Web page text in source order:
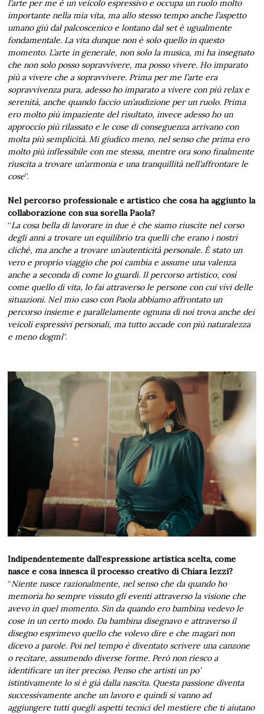
l’arte per me è un veicolo espressivo e occupa un ruolo molto
importante nella mia vita, ma allo stesso tempo anche l’aspetto
umano giù dal palcoscenico e lontano dal set è ugualmente
fondamentale. La vita dunque non è solo quello in questo
momento. L’arte in generale, non solo la musica, mi ha insegnato
che non solo posso sopravvivere, ma posso vivere. Ho imparato
più a vivere che a sopravvivere. Prima per me l’arte era
sopravvivenza pura, adesso ho imparato a vivere con più relax e
serenità, anche quando faccio un’audizione per un ruolo. Prima
ero molto più impaziente del risultato, invece adesso ho un
approccio più rilassato e le cose di conseguenza arrivano con
molta più semplicità. Mi giudico meno, nel senso che prima ero
molto più inflessibile con me stessa, mentre ora sono finalmente
riuscita a trovare un’armonia e una tranquillità nell’affrontare le
cose”.
Nel percorso professionale e artistico che cosa ha aggiunto la
collaborazione con sua sorella Paola?
“La cosa bella di lavorare in due è che siamo riuscite nel corso
degli anni a trovare un equilibrio tra quelli che erano i nostri
cliché, ma anche a trovare un’autenticità personale. È stato un
vero e proprio viaggio che poi cambia e assume una valenza
anche a seconda di come lo guardi. Il percorso artistico, così
come quello di vita, lo fai attraverso le persone con cui vivi delle
situazioni. Nel mio caso con Paola abbiamo affrontato un
percorso insieme e parallelamente ognuna di noi trova anche dei
veicoli espressivi personali, ma tutto accade con più naturalezza
e meno dogmi”.
Indipendentemente dall’espressione artistica scelta, come
nasce e cosa innesca il processo creativo di Chiara Iezzi?
“Niente nasce razionalmente, nel senso che da quando ho
memoria ho sempre vissuto gli eventi attraverso la visione che
avevo in quel momento. Sin da quando ero bambina vedevo le
cose in un certo modo. Da bambina disegnavo e attraverso il
disegno esprimevo quello che volevo dire e che magari non
dicevo a parole. Poi nel tempo è diventato scrivere una canzone
o recitare, assumendo diverse forme. Però non riesco a
identificare un iter preciso. Penso che artisti un po’
istintivamente lo si è già dalla nascita. Questa passione diventa
successivamente anche un lavoro e quindi si vanno ad
aggiungere tutti quegli aspetti tecnici del mestiere che ti aiutano